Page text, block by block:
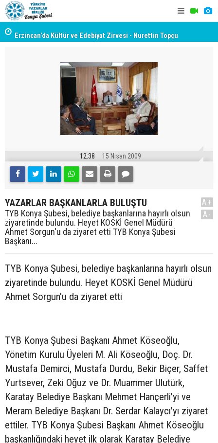
Erzincan’da Kültür ve Edebiyat Zirvesi - Nurettin Topçu
12:38 15 Nisan 2009
YAZARLAR BAŞKANLARLA BULUŞTU
TYB Konya Şubesi, belediye başkanlarına hayırlı olsun
ziyaretinde bulundu. Heyet KOSKİ Genel Müdürü
Ahmet Sorgun'u da ziyaret etti TYB Konya Şubesi
Başkanı...
A+
A-
TYB Konya Şubesi, belediye başkanlarına hayırlı olsun
ziyaretinde bulundu. Heyet KOSKİ Genel Müdürü
Ahmet Sorgun'u da ziyaret etti
TYB Konya Şubesi Başkanı Ahmet Köseoğlu,
Yönetim Kurulu Üyeleri M. Ali Köseoğlu, Doç. Dr.
Mustafa Demirci, Mustafa Durdu, Bekir Biçer, Saffet
Yurtsever, Zeki Oğuz ve Dr. Muammer Ulutürk,
Karatay Belediye Başkanı Mehmet Hançerli'yi ve
Meram Belediye Başkanı Dr. Serdar Kalaycı'yı ziyaret
ettiler. TYB Konya Şubesi Başkanı Ahmet Köseoğlu
başkanlığındaki heyet ilk olarak Karatay Belediye